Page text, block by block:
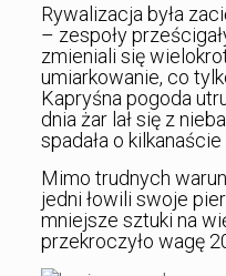
Rywalizacja była
– zespoły
zmieniali się
umiarkowanie, co
Kapryśna pogoda
dnia żar lał się z
spadała o kilkanaście
Mimo trudnych
jedni łowili swoje
mniejsze sztuki na
przekroczyło wagę